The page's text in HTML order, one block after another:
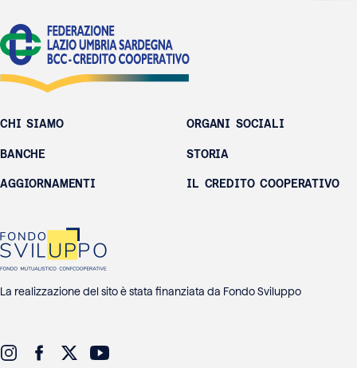
CHI SIAMO
BANCHE
AGGIORNAMENTI
ORGANI SOCIALI
STORIA
IL CREDITO COOPERATIVO
La realizzazione del sito è stata finanziata da Fondo Sviluppo